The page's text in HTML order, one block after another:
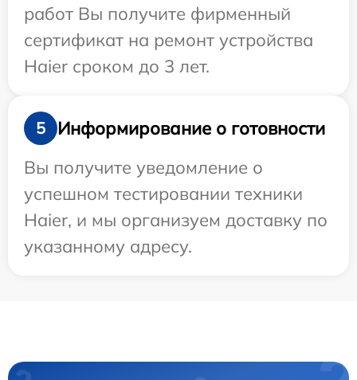
работ Вы получите фирменный
сертификат на ремонт устройства
Haier сроком до 3 лет.
5
Информирование о готовности
Вы получите уведомление о
успешном тестировании техники
Haier, и мы организуем доставку по
указанному адресу.